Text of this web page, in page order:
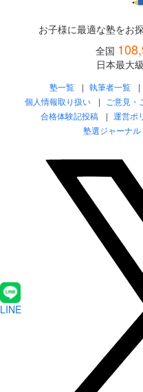
お子様に最適な塾をお
全国
日本最大
塾一覧 執筆者一覧
個人情報取り扱い
ご意見・
合格体験記投稿
運営ポ
塾選ジャーナル
LINE